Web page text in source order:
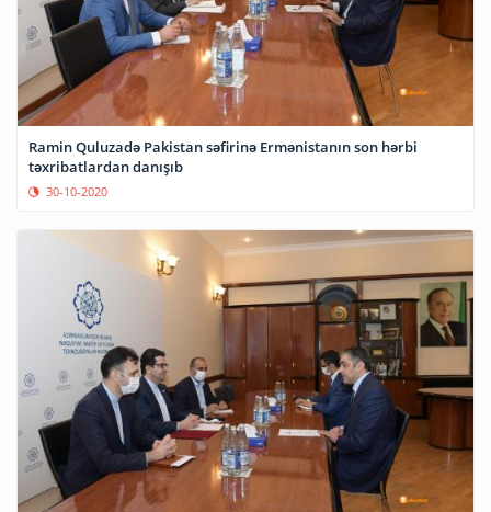
Ramin Quluzadə Pakistan səfirinə Ermənistanın son hərbi
təxribatlardan danışıb
30-10-2020